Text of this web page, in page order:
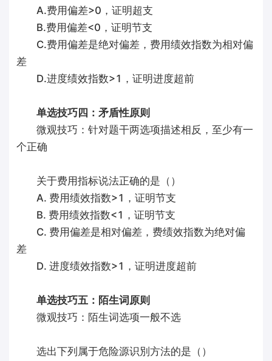
A.费用偏差>0，证明超支
B.费用偏差<0，证明节支
C.费用偏差是绝对偏差，费用绩效指数为相对偏
差
D.进度绩效指数>1，证明进度超前
单选技巧四：矛盾性原则
微观技巧：针对题干两选项描述相反，至少有一
个正确
关于费用指标说法正确的是（）
A. 费用绩效指数>1，证明节支
B. 费用绩效指数<1，证明节支
C. 费用偏差是相对偏差，费绩效指数为绝对偏
差
D. 进度绩效指数>1，证明进度超前
单选技巧五：陌生词原则
微观技巧：陌生词选项一般不选
选出下列属于危险源识別方法的是（）